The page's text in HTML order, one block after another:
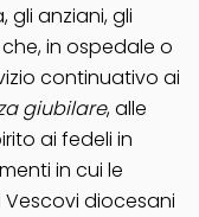
gli anziani, gli
in ospedale o
continuativo ai
giubilare, alle
ai fedeli in
in cui le
diocesani